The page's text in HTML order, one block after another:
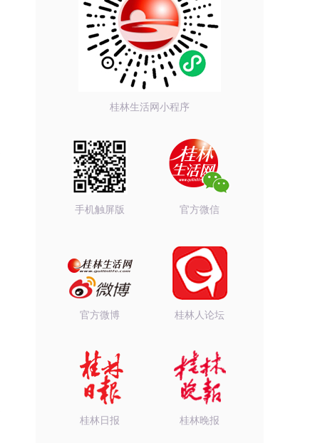
桂林生活网小程序
手机触屏版 官方微信
官方微博 桂林人论坛
桂林日报 桂林晚报